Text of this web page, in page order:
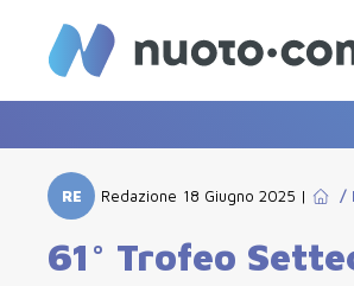
RE Redazione 18 Giugno 2025 | /
61° Trofeo